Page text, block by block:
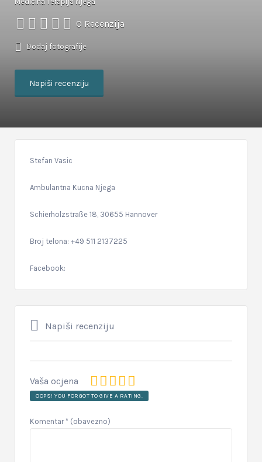
0 Recenzija
Dodaj fotografije
Napiši recenziju
Stefan Vasic
Ambulantna Kucna Njega
Schierholzstraße 18, 30655 Hannover
Broj telona: +49 511 2137225
Facebook:
Napiši recenziju
Vaša ocjena
OOPS! YOU FORGOT TO GIVE A RATING.
Komentar* (obavezno)